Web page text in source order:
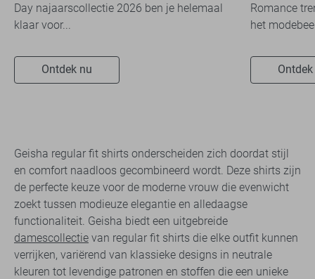
Day najaarscollectie 2026 ben je helemaal
klaar voor...
Ontdek nu
Romance
het
Geisha regular fit shirts onderscheiden zich doordat stijl
en comfort naadloos gecombineerd wordt. Deze shirts zijn
de perfecte keuze voor de moderne vrouw die evenwicht
zoekt tussen modieuze elegantie en alledaagse
functionaliteit. Geisha biedt een uitgebreide
damescollectie van regular fit shirts die elke outfit kunnen
verrijken, variërend van klassieke designs in neutrale
kleuren tot levendige patronen en stoffen die een unieke